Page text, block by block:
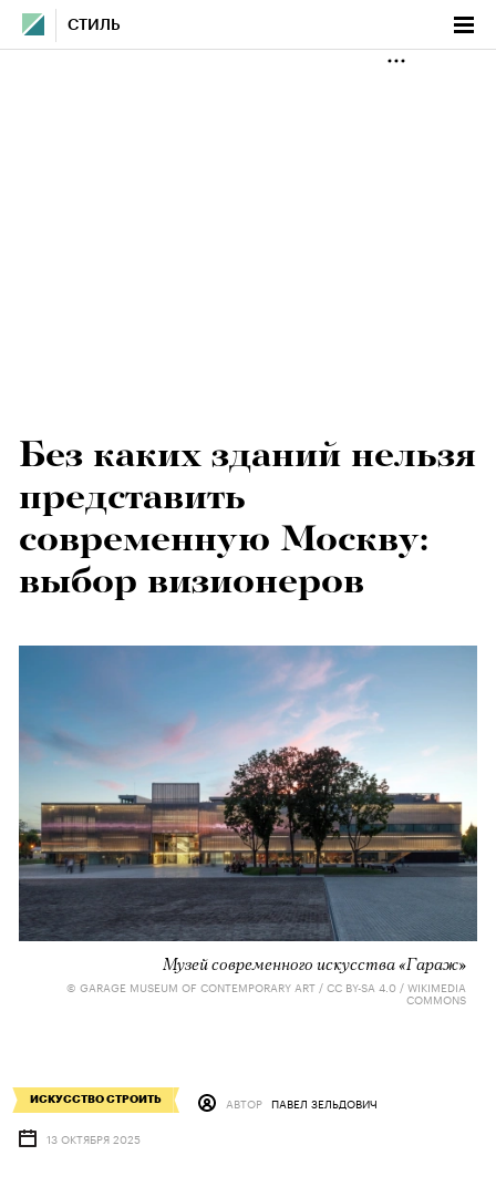
СТИЛЬ
Без каких зданий нельзя
представить
современную Москву:
выбор визионеров
Музей современного искусства «Гараж»
© GARAGE MUSEUM OF CONTEMPORARY ART / CC BY-SA 4.0 / WIKIMEDIA
COMMONS
ИСКУССТВО СТРОИТЬ АВТОР ПАВЕЛ ЗЕЛЬДОВИЧ
13 ОКТЯБРЯ 2025